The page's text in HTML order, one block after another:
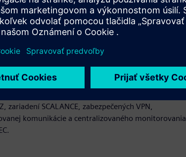
siete cez OT/IT
gigafaktóry používajú veľké automatizačné
s mnohými vstupnými bodmi. Siemens ich
zariadení SCALANCE, zabezpečených VPN,
komunikácie a centralizovaného monitorovania